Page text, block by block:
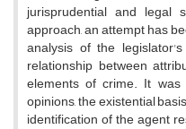
jurisprudential and legal
approach, an attempt has
analysis of the
relationship between
elements of crime. It was
opinions, the existential
identification of the agent